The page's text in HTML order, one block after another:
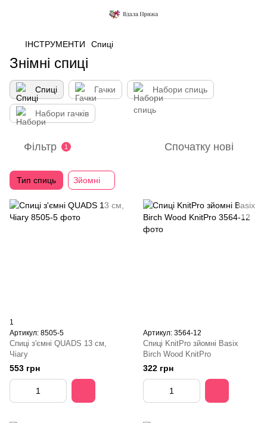
ІНСТРУМЕНТИ Спиці
Знімні спиці
Спиці Гачки Набори спиць
Набори гачків
Фільтр 1 Спочатку нові
Тип спиць Зйомні
1
Артикул: 8505-5
Спиці з'ємні QUADS 13 см,
Чіагу
553 грн
Артикул: 3564-12
Спиці KnitPro зйомні Basix
Birch Wood KnitPro
322 грн